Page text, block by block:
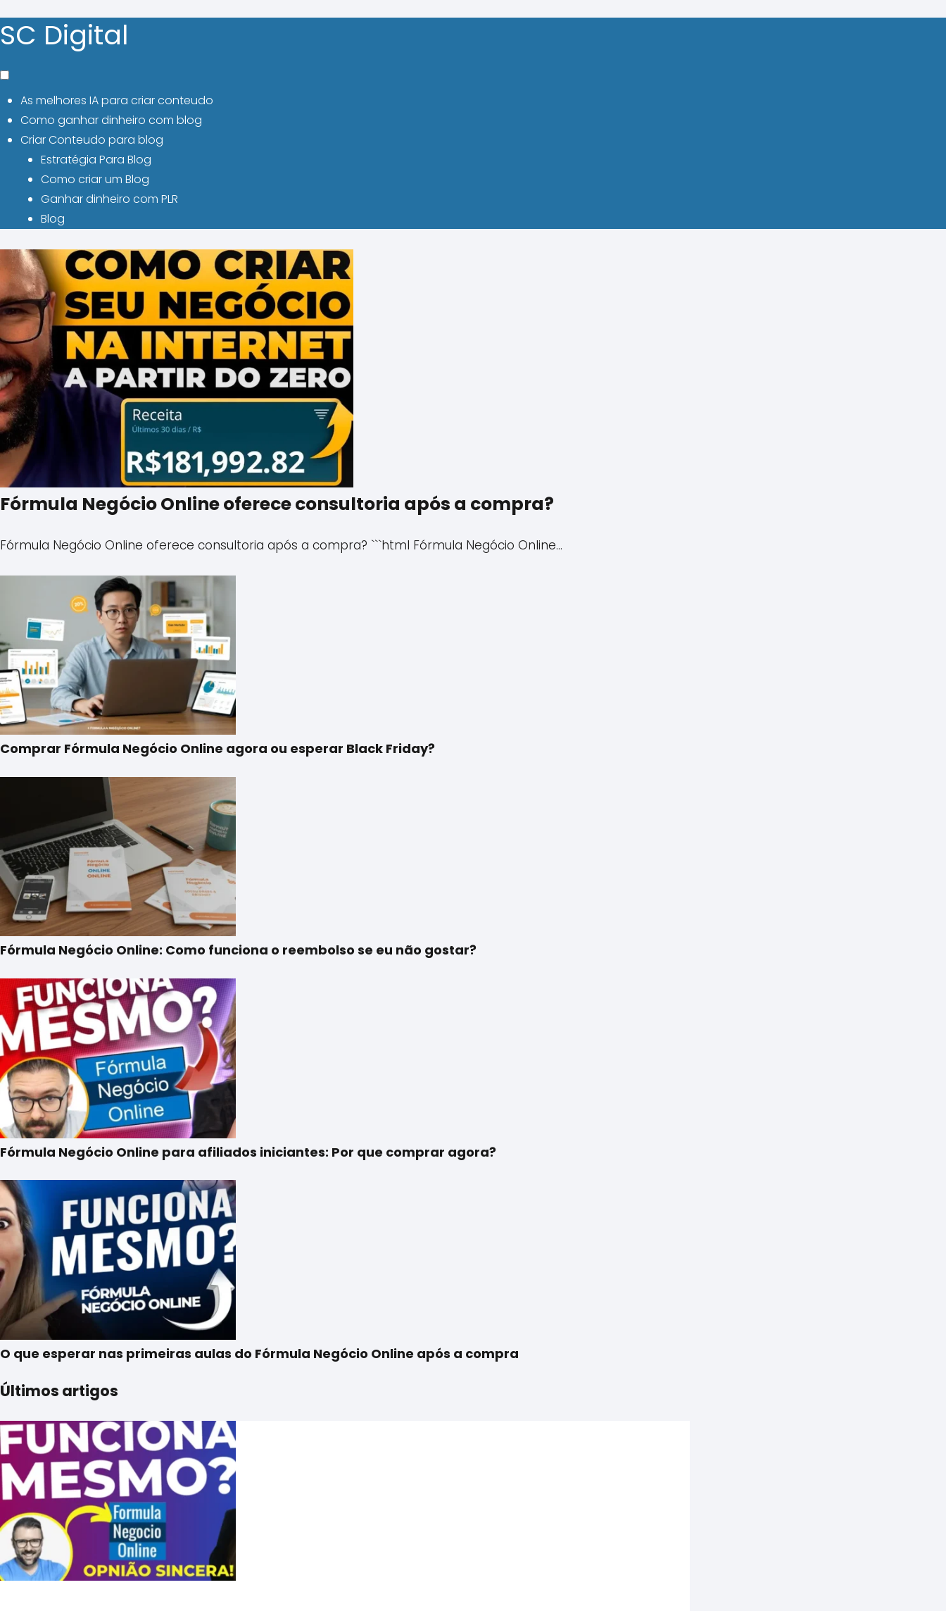
SC Digital
As melhores IA para criar conteudo
Como ganhar dinheiro com blog
Criar Conteudo para blog
Estratégia Para Blog
Como criar um Blog
Ganhar dinheiro com PLR
Blog
Fórmula Negócio Online oferece consultoria após a compra?
Fórmula Negócio Online oferece consultoria após a compra? ```html Fórmula Negócio Online…
Comprar Fórmula Negócio Online agora ou esperar Black Friday?
Fórmula Negócio Online: Como funciona o reembolso se eu não gostar?
Fórmula Negócio Online para afiliados iniciantes: Por que comprar agora?
O que esperar nas primeiras aulas do Fórmula Negócio Online após a compra
Últimos artigos